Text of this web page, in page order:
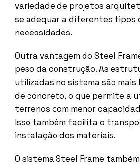
variedade de projetos
se adequar a diferentes tipos
necessidades.
Outra vantagem do Steel
peso da construção. As
utilizadas no sistema são mais
de concreto, o que permite a
terrenos com menor
Isso também facilita o
instalação dos materiais.
O sistema Steel Frame